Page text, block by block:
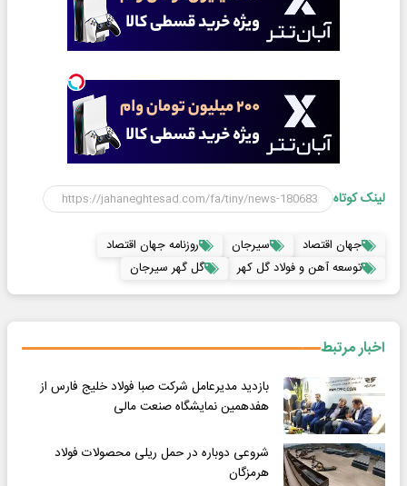
لینک کوتاه
جهان اقتصاد سیرجان
روزنامه جهان اقتصاد
توسعه آهن و فولاد گل کهر
گل گهر سیرجان
اخبار مرتبط
بازدید مدیرعامل شرکت صبا فولاد خلیج فارس از
هفدهمین نمایشگاه صنعت مالی
شروعی دوباره در حمل ریلی محصولات فولاد
هرمزگان